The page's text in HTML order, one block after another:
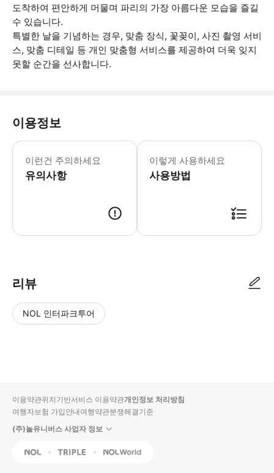
도착하여 편안하게 머물며 파리의 가장 아름다운 모습을 즐길
수 있습니다.
특별한 날을 기념하는 경우, 맞춤 장식, 꽃꽂이, 사진 촬영 서비
스, 맞춤 디테일 등 개인 맞춤형 서비스를 제공하여 더욱 잊지
못할 순간을 선사합니다.
이용정보
이런건 주의하세요
유의사항
* 소요시간 : 120분 (옵션에 따라 소요
이렇게 사용하세요
사용방법
리뷰
NOL 인터파크투어
입니
다.
순
상
이용약관위치기반서비스 이용약관개인정보 처리방침
여행자보험 가입안내여행약관분쟁해결기준
(주)놀유니버스 사업자 정보
NOL Triple Interpark Global